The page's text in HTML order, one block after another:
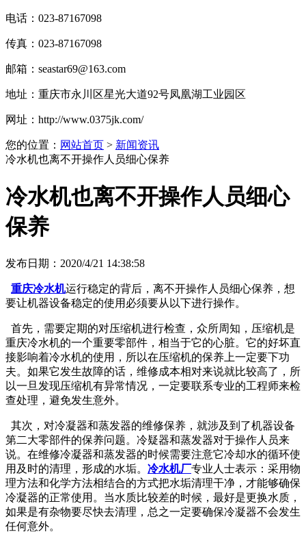
电话： 023-87167098
传真： 023-87167098
邮箱： seastar69@163.com
地址： 重庆市永川区星光大道92号凤凰湖工业园区
网址： http://www.0375jk.com/
您的位置： 网站首页 > 新闻资讯
冷水机也离不开操作人员细心保养
冷水机也离不开操作人员细心
保养
发布日期：2020/4/21 14:38:58
重庆冷水机运行稳定的背后，离不开操作人员细心保养，想
要让机器设备稳定的使用必须要从以下进行操作。
首先，需要定期的对压缩机进行检查，众所周知，压缩机是
重庆冷水机的一个重要零部件，相当于它的心脏。它的好坏直
接影响着冷水机的使用，所以在压缩机的保养上一定要下功
夫。如果它发生故障的话，维修成本相对来说就比较高了，所
以一旦发现压缩机有异常情况，一定要联系专业的工程师来检
查处理，避免发生意外。
其次，对冷凝器和蒸发器的维修保养，就涉及到了机器设备
第二大零部件的保养问题。冷疑器和蒸发器对于操作人员来
说。在维修冷凝器和蒸发器的时候需要注意它冷却水的循环使
用及时的清理，形成的水垢。 冷水机厂专业人士表示：采用物
理方法和化学方法相结合的方式把水垢清理干净，才能够确保
冷凝器的正常使用。当水质比较差的时候，最好是更换水质，
如果是有杂物要尽快去清理，总之一定要确保冷凝器不会发生
任何意外。